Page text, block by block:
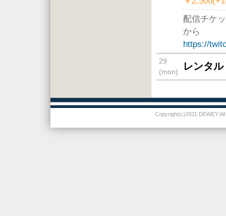
配信チケ
から
https://
29
(mon)
レンタル
Copyright(c)2011 DEWEY